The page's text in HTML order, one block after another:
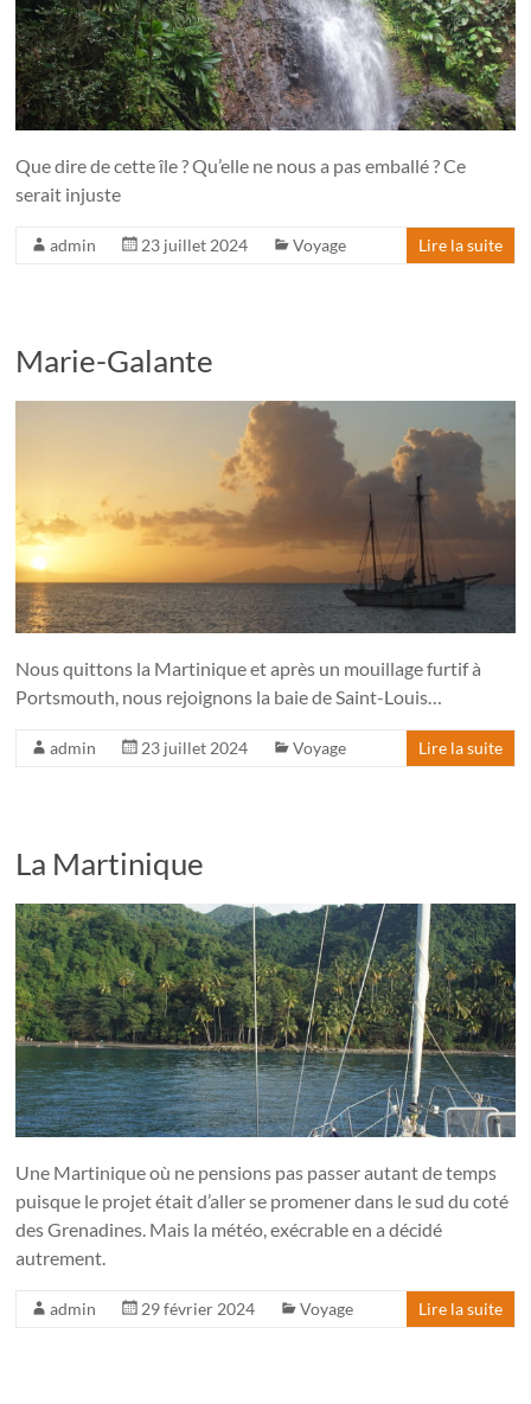
Que dire de cette île ? Qu’elle ne nous a pas emballé ? Ce
serait injuste
admin 23 juillet 2024 Voyage Lire la suite
Marie-Galante
Nous quittons la Martinique et après un mouillage furtif à
Portsmouth, nous rejoignons la baie de Saint-Louis…
admin 23 juillet 2024 Voyage Lire la suite
La Martinique
Une Martinique où ne pensions pas passer autant de temps
puisque le projet était d’aller se promener dans le sud du coté
des Grenadines. Mais la météo, exécrable en a décidé
autrement.
admin 29 février 2024 Voyage Lire la suite